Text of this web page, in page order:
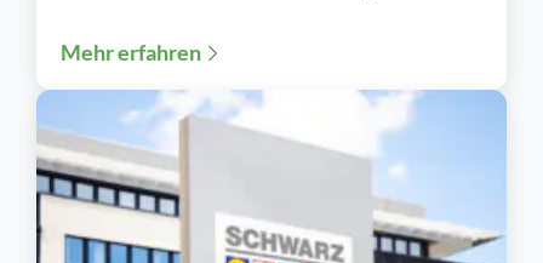
mehr...
Mehr erfahren